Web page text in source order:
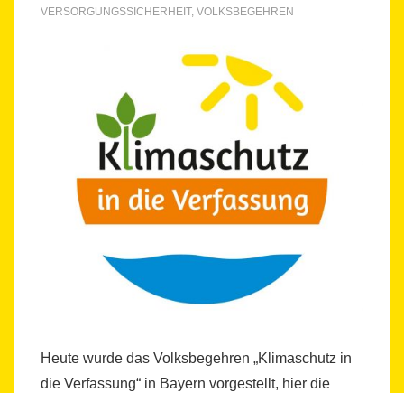
VERSORGUNGSSICHERHEIT, VOLKSBEGEHREN
Heute wurde das Volksbegehren „Klimaschutz in
die Verfassung“ in Bayern vorgestellt, hier die